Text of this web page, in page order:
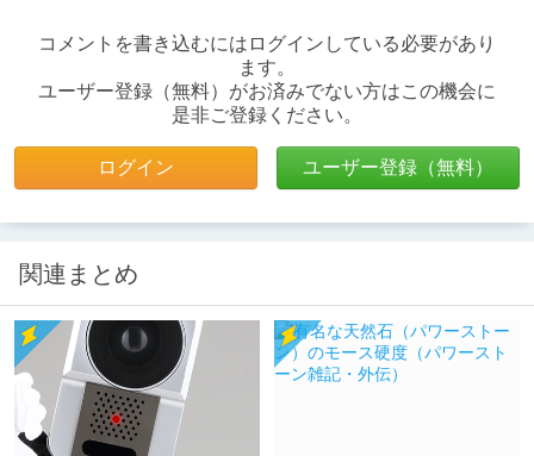
コメントを書き込むにはログインしている必要があり
ます。
ユーザー登録（無料）がお済みでない方はこの機会に
是非ご登録ください。
ログイン ユーザー登録（無料）
関連まとめ